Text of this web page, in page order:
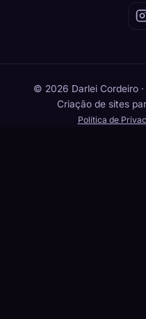
© 2026 Darlei Cordeiro
Criação de sites
Política de